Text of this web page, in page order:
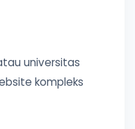
universitas
kompleks